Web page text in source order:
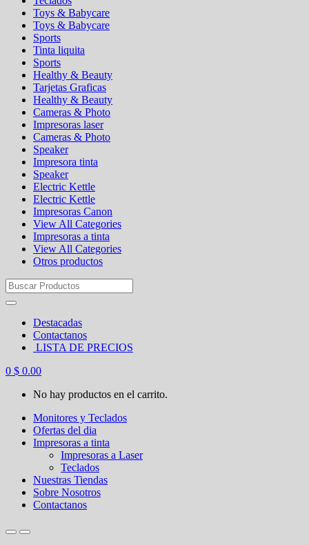
Toys & Babycare
Toys & Babycare
Sports
Tinta liquita
Sports
Healthy & Beauty
Tarjetas Graficas
Healthy & Beauty
Cameras & Photo
Impresoras laser
Cameras & Photo
Speaker
Impresora tinta
Speaker
Electric Kettle
Electric Kettle
Impresoras Canon
View All Categories
Impresoras a tinta
View All Categories
Otros productos
Search
for:
Destacadas
Contactanos
LISTA DE PRECIOS
0 $ 0.00
No hay productos en el carrito.
Monitores y Teclados
Ofertas del dia
Impresoras a tinta
Impresoras a Laser
Teclados
Nuestras Tiendas
Sobre Nosotros
Contactanos